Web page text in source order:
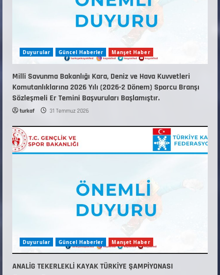
Duyurular Güncel Haberler Manşet Haber
Millî Savunma Bakanlığı Kara, Deniz ve Hava Kuvvetleri
Komutanlıklarına 2026 Yılı (2026-2 Dönem) Sporcu Branşı
Sözleşmeli Er Temini Başvuruları Başlamıştır.
turkaf 31 Temmuz 2026
Duyurular Güncel Haberler Manşet Haber
ANALİG TEKERLEKLİ KAYAK TÜRKİYE ŞAMPİYONASI